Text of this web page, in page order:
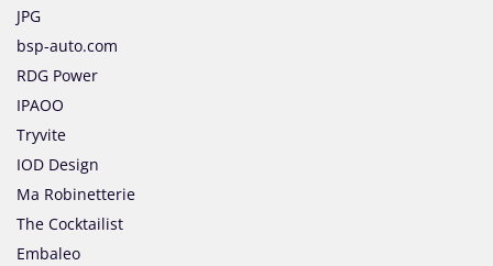
JPG
bsp-auto.com
RDG Power
IPAOO
Tryvite
IOD Design
Ma Robinetterie
The Cocktailist
Embaleo